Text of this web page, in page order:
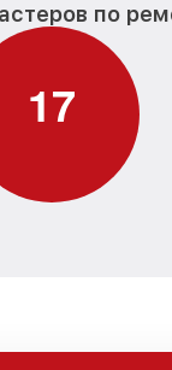
по
17